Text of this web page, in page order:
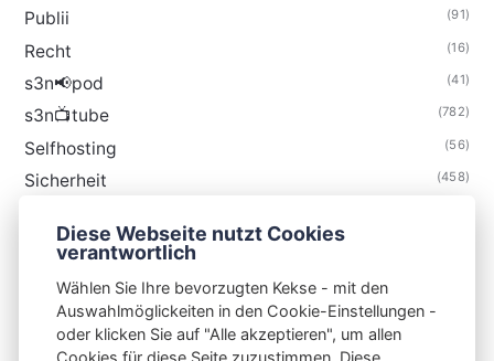
Publii (91)
Recht (16)
s3n📢pod (41)
s3n📺tube (782)
Selfhosting (56)
Sicherheit (458)
Thunderbird
Diese Webseite nutzt Cookies
verantwortlich
Wählen Sie Ihre bevorzugten Kekse - mit den
Auswahlmöglickeiten in den Cookie-Einstellungen -
oder klicken Sie auf "Alle akzeptieren", um allen